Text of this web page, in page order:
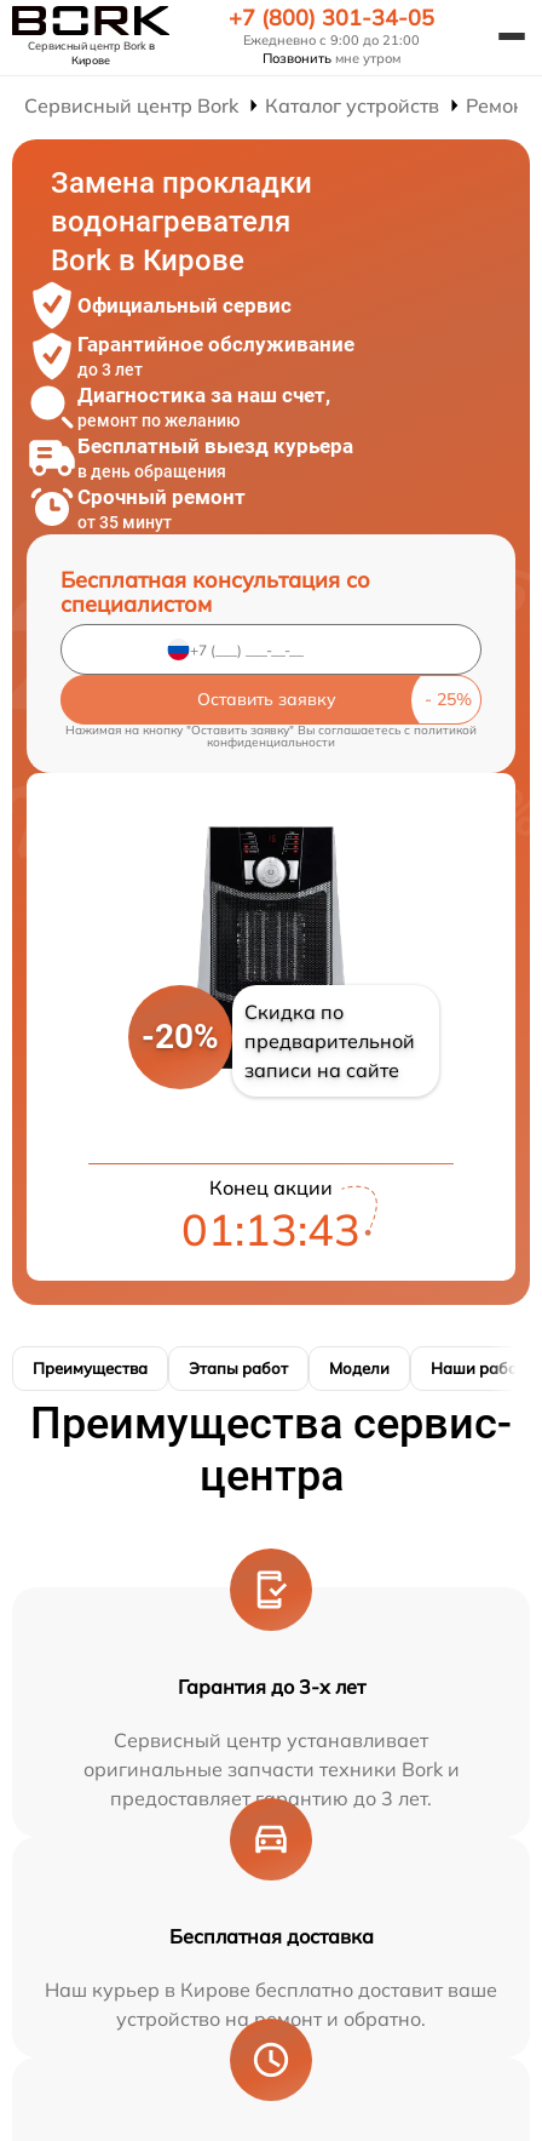
Сервисный центр Borkв
Кирове
+7 (800) 301-34-05
Ежедневно с 9:00 до 21:00
Позвонить мне утром
Сервисный центр Bork Каталог устройств Ремонт
Замена прокладки
водонагревателя
Bork в Кирове
Официальный сервис
Гарантийное обслуживание
до 3 лет
Диагностика за наш счет,
ремонт по желанию
Бесплатный выезд курьера
в день обращения
Срочный ремонт
от 35 минут
Бесплатная консультация со
специалистом
Оставить заявку
Нажимая на кнопку "Оставить заявку" Вы соглашаетесь cполитикой
конфиденциальности
-20%
Скидка по
предварительной
записи на сайте
Конец акции
01:13:42
Преимущества Этапы работ Модели Наши работы
Преимущества сервис-
центра
Гарантия до 3-х лет
Сервисный центр устанавливает
оригинальные запчасти техники Bork и
предоставляет гарантию до 3 лет.
Бесплатная доставка
Наш курьер в Кирове бесплатно доставит ваше
устройство на ремонт и обратно.